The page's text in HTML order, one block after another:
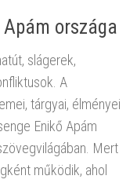
Apám országa
slágerek,
A
tárgyai, élményei
Enikő Apám
Mert
működik, ahol